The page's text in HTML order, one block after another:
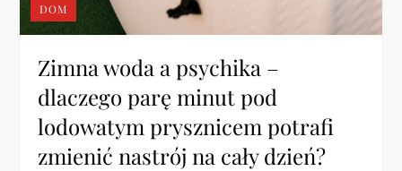
DOM
Zimna woda a psychika –
dlaczego parę minut pod
lodowatym prysznicem potrafi
zmienić nastrój na cały dzień?